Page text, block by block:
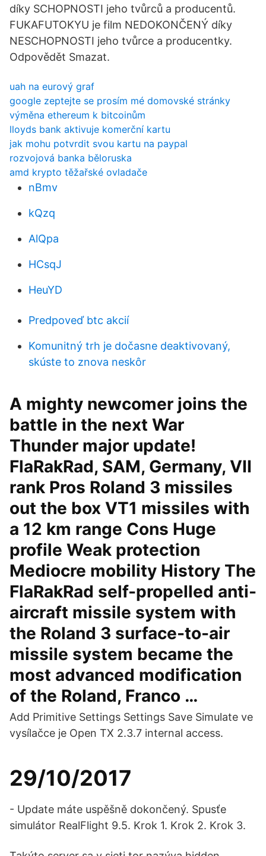
díky SCHOPNOSTI jeho tvůrců a producentů.
FUKAFUTOKYU je film NEDOKONČENÝ díky
NESCHOPNOSTI jeho tvůrce a producentky.
Odpovědět Smazat.
uah na eurový graf
google zeptejte se prosím mé domovské stránky
výměna ethereum k bitcoinům
lloyds bank aktivuje komerční kartu
jak mohu potvrdit svou kartu na paypal
rozvojová banka běloruska
amd krypto těžařské ovladače
nBmv
kQzq
AlQpa
HCsqJ
HeuYD
Predpoveď btc akcií
Komunitný trh je dočasne deaktivovaný,
skúste to znova neskôr
A mighty newcomer joins the
battle in the next War
Thunder major update!
FlaRakRad, SAM, Germany, VII
rank Pros Roland 3 missiles
out the box VT1 missiles with
a 12 km range Cons Huge
profile Weak protection
Mediocre mobility History The
FlaRakRad self-propelled anti-
aircraft missile system with
the Roland 3 surface-to-air
missile system became the
most advanced modification
of the Roland, Franco …
Add Primitive Settings Settings Save Simulate ve
vysílačce je Open TX 2.3.7 internal access.
29/10/2017
- Update máte uspěšně dokončený. Spusťe
simulátor RealFlight 9.5. Krok 1. Krok 2. Krok 3.